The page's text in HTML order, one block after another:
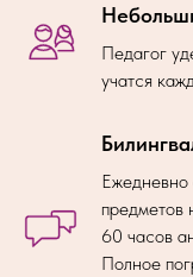
Педагог
учатся
Ежедневно
предметов
60 часов
Полное